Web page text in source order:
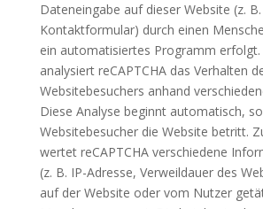
Dateneingabe auf dieser Website (z.
Kontaktformular) durch einen
ein automatisiertes Programm erfolgt.
analysiert reCAPTCHA das Verhalten
Websitebesuchers anhand
Diese Analyse beginnt automatisch,
Websitebesucher die Website betritt.
wertet reCAPTCHA verschiedene
(z. B. IP-Adresse, Verweildauer des
auf der Website oder vom Nutzer